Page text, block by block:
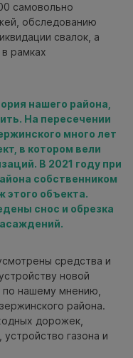
самовольно
обследованию
свалок, а
рамках
нашего района,
На пересечении
много лет
в котором вели
В 2021 году при
собственником
этого объекта.
снос и обрезка
средства и
новой
по нашему мнению,
района.
дорожек,
газона и